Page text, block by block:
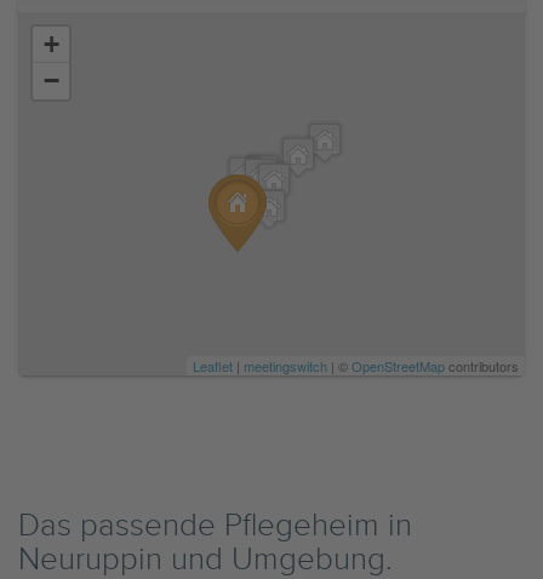
+
−
Leaflet | meetingswitch | ©OpenStreetMapcontributors
Das passende Pflegeheim in
Neuruppin und Umgebung.